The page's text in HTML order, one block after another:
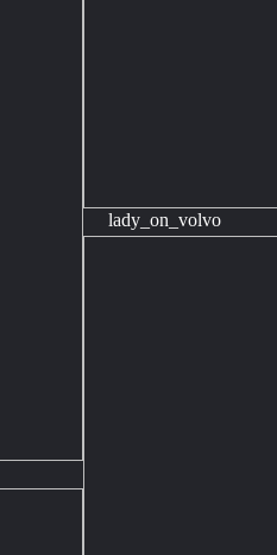
lady_on_volvo